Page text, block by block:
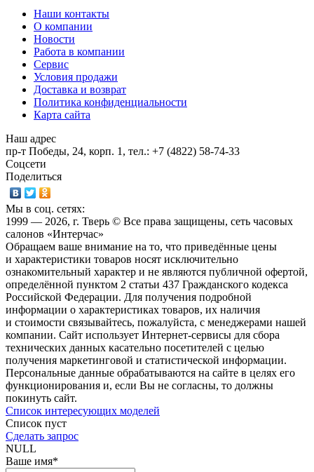
Наши контакты
О компании
Новости
Работа в компании
Сервис
Условия продажи
Доставка и возврат
Политика конфиденциальности
Карта сайта
Наш адрес
пр-т Победы, 24, корп. 1, тел.: +7 (4822) 58-74-33
Соцсети
Поделиться
Мы в соц. сетях:
1999 — 2026, г. Тверь © Все права защищены, сеть часовых
салонов «Интерчас»
Обращаем ваше внимание на то, что приведённые цены
и характеристики товаров носят исключительно
ознакомительный характер и не являются публичной офертой,
определённой пунктом 2 статьи 437 Гражданского кодекса
Российской Федерации. Для получения подробной
информации о характеристиках товаров, их наличия
и стоимости связывайтесь, пожалуйста, с менеджерами нашей
компании. Сайт использует Интернет-сервисы для сбора
технических данных касательно посетителей с целью
получения маркетинговой и статистической информации.
Персональные данные обрабатываются на сайте в целях его
функционирования и, если Вы не согласны, то должны
покинуть сайт.
Список интересующих моделей
Список пуст
Сделать запрос
NULL
Ваше имя*